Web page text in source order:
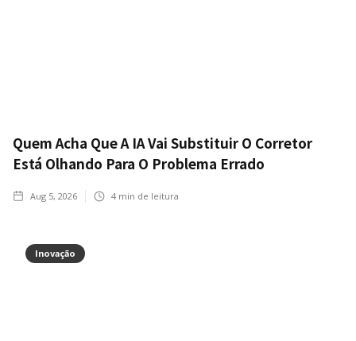
Quem Acha Que A IA Vai Substituir O Corretor
Está Olhando Para O Problema Errado
Aug 5, 2026 4 min de leitura
Inovação